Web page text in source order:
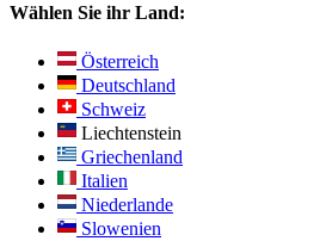
Wählen Sie ihr Land:
Österreich
Deutschland
Schweiz
Liechtenstein
Griechenland
Italien
Niederlande
Slowenien